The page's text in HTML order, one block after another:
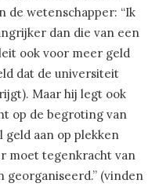
de wetenschapper: “Ik
dan die van een
ook voor meer geld
dat de universiteit
Maar hij legt ook
op de begroting van
geld aan op plekken
moet tegenkracht van
(vinden